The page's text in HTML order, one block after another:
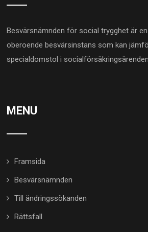
Besvärsnämnden för social trygghet är
oberoende besvärsinstans som kan
specialdomstol i socialförsäkringsärenden.
MENU
Framsida
Besvärsnämnden
Till ändringssökanden
Rättsfall